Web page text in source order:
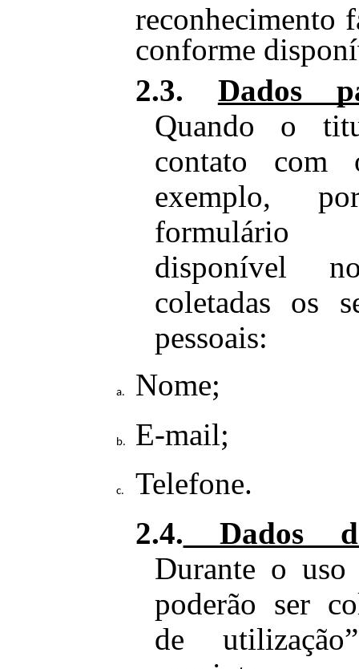
reconhecimento
conforme
2.3. Dados
Quando o
contato com
exemplo,
formulário
disponível
coletadas os
pessoais:
Nome;
E-mail;
Telefone.
2.4. Dados
Durante o uso
poderão ser
de